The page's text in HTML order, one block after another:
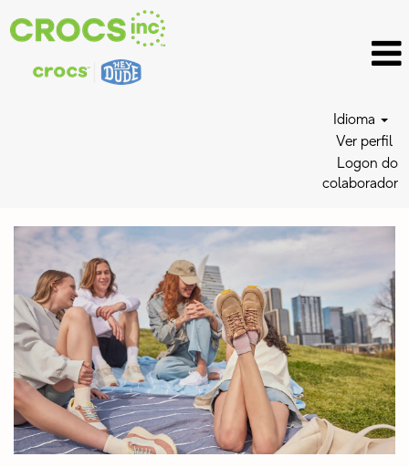
Idioma
Ver perfil
Logon do
colaborador
Jobs_BR